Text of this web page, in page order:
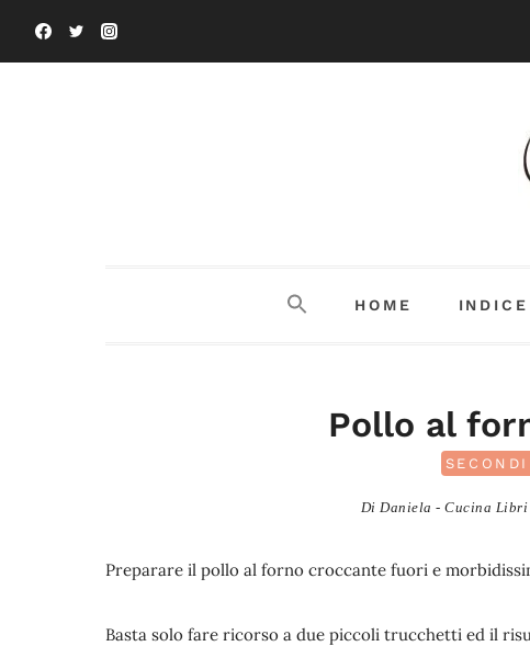
HOME
Pollo al
Di Daniela - Cucina Libri
Preparare il pollo al forno croccante fuori e
Basta solo fare ricorso a due piccoli trucchetti ed il